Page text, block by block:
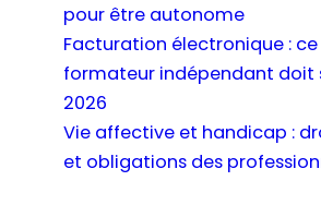
pour être autonome
Facturation électronique :
formateur indépendant doit
2026
Vie affective et handicap :
et obligations des